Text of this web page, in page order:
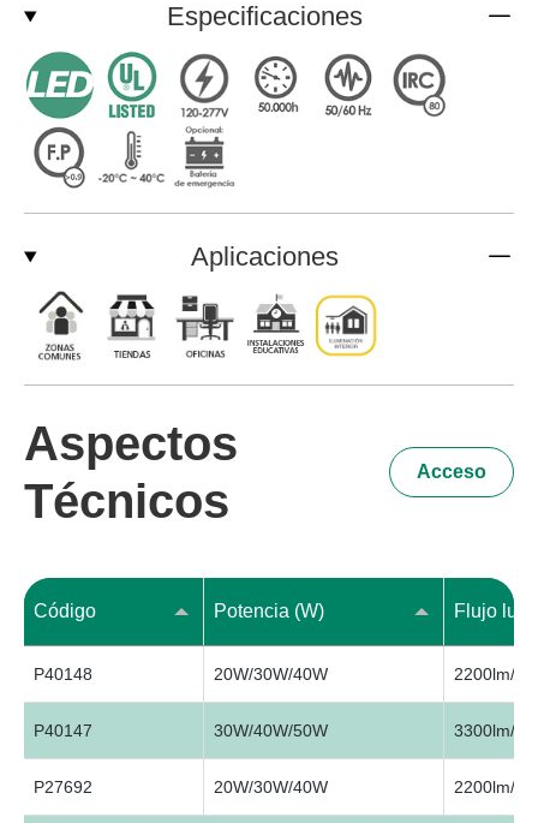
Especificaciones
Aplicaciones
Aspectos
Técnicos
Acceso
Código Potencia (W) Flujo
P40148 20W/30W/40W 2200lm/
P40147 30W/40W/50W 3300lm/
P27692 20W/30W/40W 2200lm/